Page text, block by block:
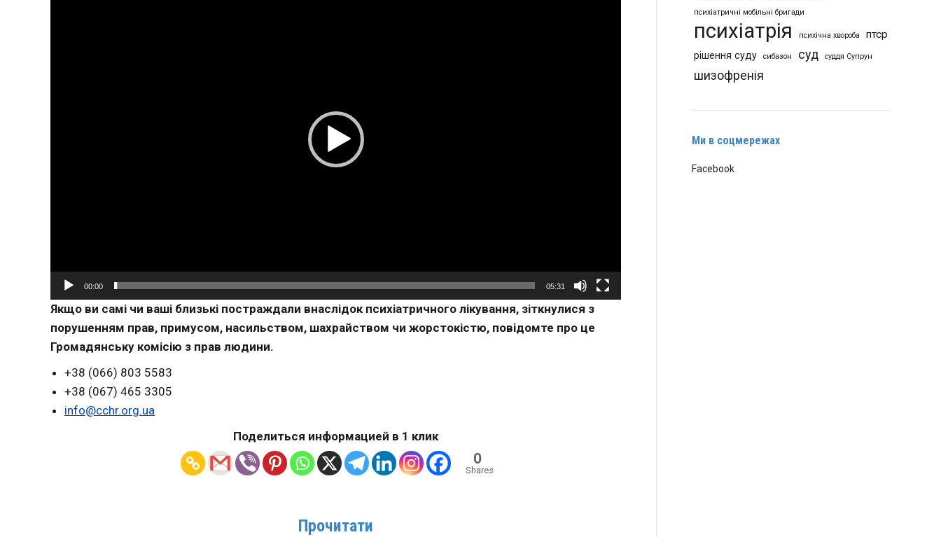
00:00 05:31
Якщо ви самі чи ваші близькі постраждали внаслідок психіатричного лікування, зіткнулися з
порушенням прав, примусом, насильством, шахрайством чи жорстокістю, повідомте про це
Громадянську комісію з прав людини.
+38 (066) 803 5583
+38 (067) 465 3305
info@cchr.org.ua
Поделиться информацией в 1 клик
0
Shares
Прочитати
психіатричні мобільні бригади
психіатрія психічна хвороба птср
рішення суду сибазон суд суддя Супрун
шизофренія
Ми в соцмережах
Facebook